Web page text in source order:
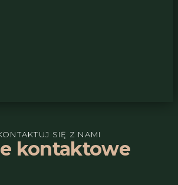
SIĘ Z NAMI
kontaktowe